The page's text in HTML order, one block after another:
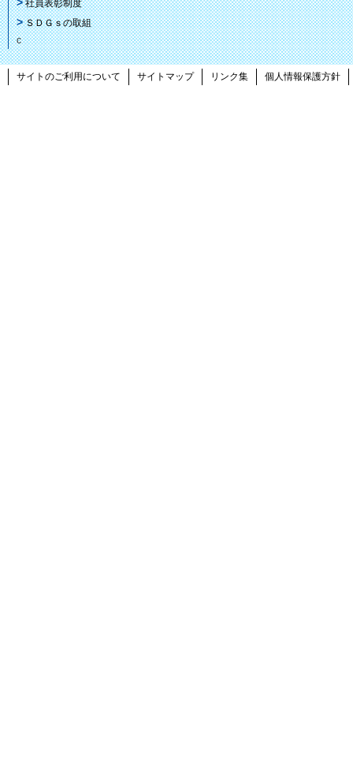
社員表彰制度
ＳＤＧｓの取組
c
サイトのご利用について サイトマップ リンク集 個人情報保護方針